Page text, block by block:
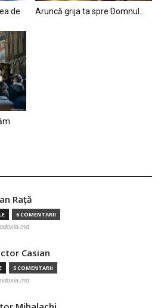
de
Aruncă grija ta spre Domnul…
Raţă
6 COMENTARII
Casian
5 COMENTARII